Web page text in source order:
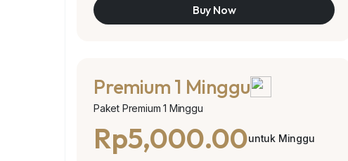
Buy Now
Premium 1 Minggu
Paket Premium 1 Minggu
Rp5,000.00untuk Minggu